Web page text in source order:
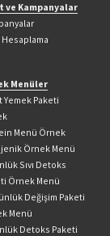
ve Kampanyalar
Hesaplama
Menüler
Yemek Paketi
Menü Örnek
Örnek Menü
Sıvı Detoks
Örnek Menü
Değişim Paketi
Menü
Detoks Paketi